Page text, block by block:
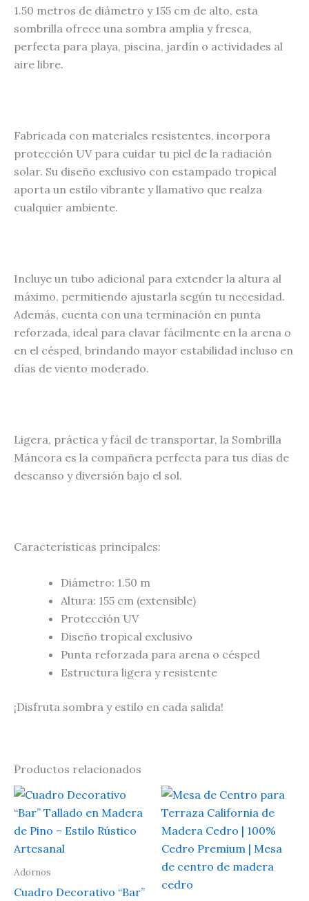
1.50 metros de diámetro y 155 cm de alto, esta
sombrilla ofrece una sombra amplia y fresca,
perfecta para playa, piscina, jardín o actividades al
aire libre.
Fabricada con materiales resistentes, incorpora
protección UV para cuidar tu piel de la radiación
solar. Su diseño exclusivo con estampado tropical
aporta un estilo vibrante y llamativo que realza
cualquier ambiente.
Incluye un tubo adicional para extender la altura al
máximo, permitiendo ajustarla según tu necesidad.
Además, cuenta con una terminación en punta
reforzada, ideal para clavar fácilmente en la arena o
en el césped, brindando mayor estabilidad incluso en
días de viento moderado.
Ligera, práctica y fácil de transportar, la Sombrilla
Máncora es la compañera perfecta para tus días de
descanso y diversión bajo el sol.
Características principales:
Diámetro: 1.50 m
Altura: 155 cm (extensible)
Protección UV
Diseño tropical exclusivo
Punta reforzada para arena o césped
Estructura ligera y resistente
¡Disfruta sombra y estilo en cada salida!
Productos relacionados
Adornos
Cuadro Decorativo “Bar”